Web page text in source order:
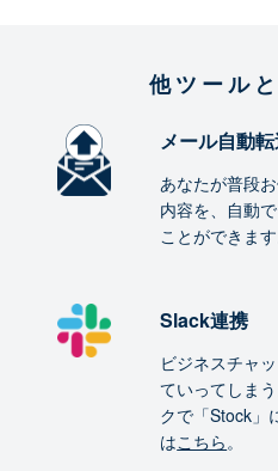
他ツール
メール自動
あなたが普段
内容を、自動
ことができま
Slack連携
ビジネスチャ
ていってしま
クで「Stock」
はこちら。